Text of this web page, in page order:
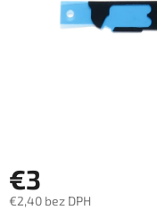
€3
€2,40 bez DPH